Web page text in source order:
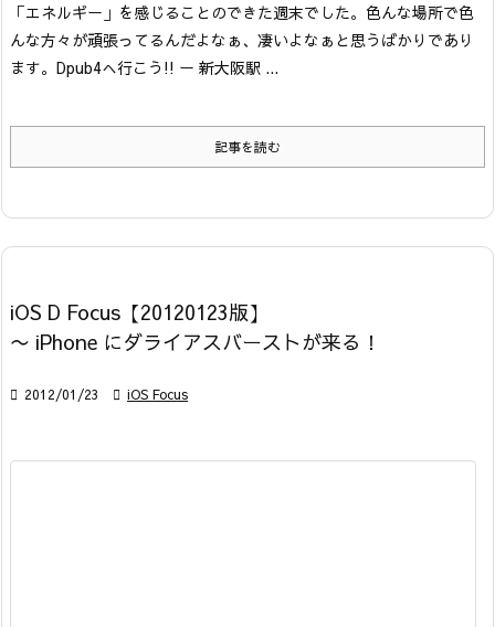
「エネルギー」を感じることのできた週末でした。色んな場所で色
んな方々が頑張ってるんだよなぁ、凄いよなぁと思うばかりであり
ます。 Dpub4へ行こう!! ー 新大阪駅 ...
記事を読む
iOS D Focus【20120123版】
〜 iPhone にダライアスバーストが来る！
 2012/01/23  iOS Focus